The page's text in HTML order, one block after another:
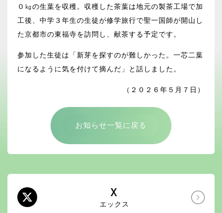
０㎏の生葉を収穫。収穫した茶葉は地元の製茶工場で加
工後、中学３年生の生徒が修学旅行で聖一国師が開山し
た京都市の東福寺を訪問し、献茶する予定です。
参加した生徒は「新芽を探すのが難しかった。一芯二葉
になるように気を付けて摘んだ」と話しました。
（２０２６年５月７日）
お知らせ一覧に戻る
X
エックス